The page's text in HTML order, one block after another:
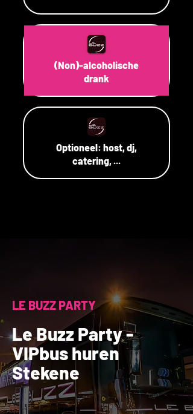
(Non)-alcoholische
drank
Optioneel: host, dj,
catering, ...
LE BUZZ PARTY
Le Buzz Party -
VIPbus huren
Stekene